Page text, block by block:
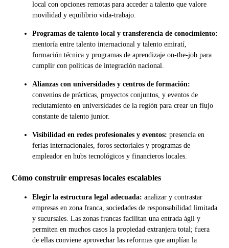
local con opciones remotas para acceder a talento que valore
movilidad y equilibrio vida-trabajo.
Programas de talento local y transferencia de conocimiento:
mentoría entre talento internacional y talento emiratí,
formación técnica y programas de aprendizaje on-the-job para
cumplir con políticas de integración nacional.
Alianzas con universidades y centros de formación:
convenios de prácticas, proyectos conjuntos, y eventos de
reclutamiento en universidades de la región para crear un flujo
constante de talento junior.
Visibilidad en redes profesionales y eventos: presencia en
ferias internacionales, foros sectoriales y programas de
empleador en hubs tecnológicos y financieros locales.
Cómo construir empresas locales escalables
Elegir la estructura legal adecuada: analizar y contrastar
empresas en zona franca, sociedades de responsabilidad limitada
y sucursales. Las zonas francas facilitan una entrada ágil y
permiten en muchos casos la propiedad extranjera total; fuera
de ellas conviene aprovechar las reformas que amplían la